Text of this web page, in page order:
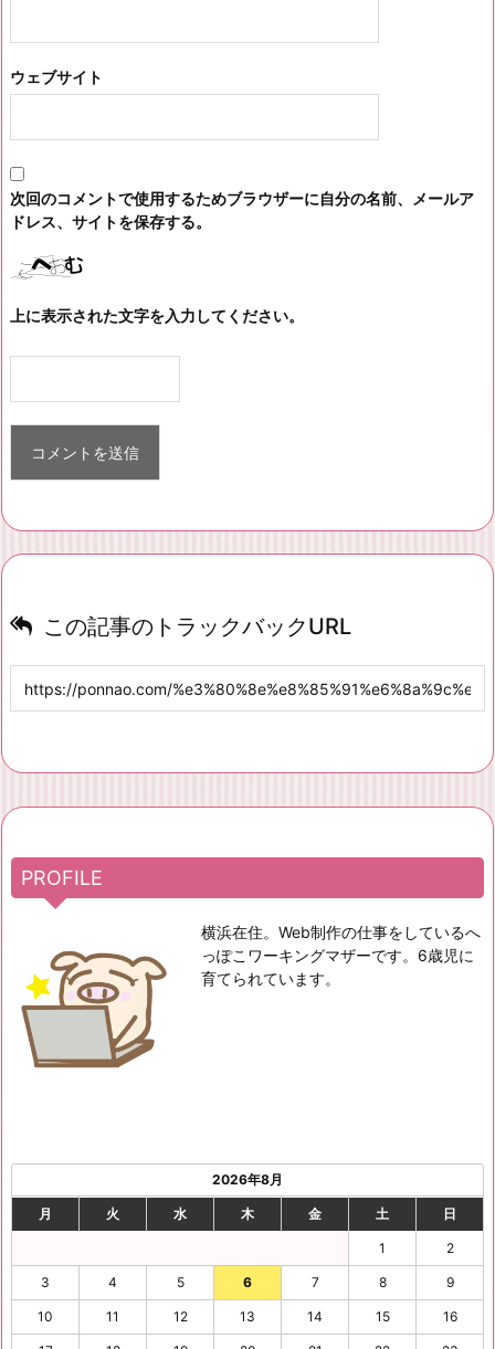
ウェブサイト
次回のコメントで使用するためブラウザーに自分の名前、メールア
ドレス、サイトを保存する。
上に表示された文字を入力してください。
この記事のトラックバックURL
PROFILE
横浜在住。Web制作の仕事をしているへ
っぽこワーキングマザーです。6歳児に
育てられています。
2026年8月
月 火 水 木 金 土 日
1 2
3 4 5 6 7 8 9
10 11 12 13 14 15 16